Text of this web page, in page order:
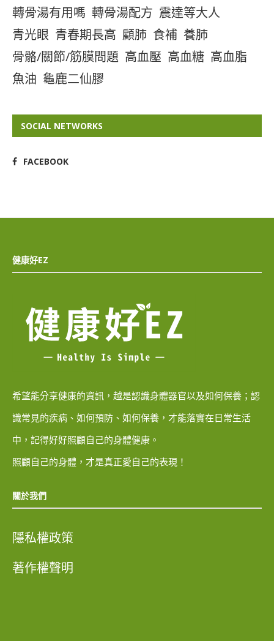
轉骨湯有用嗎 轉骨湯配方 震達等大人
青光眼 青春期長高 顧肺 食補 養肺
骨骼/關節/筋膜問題 高血壓 高血糖 高血脂
魚油 龜鹿二仙膠
SOCIAL NETWORKS
FACEBOOK
健康好EZ
希望能分享健康的資訊，越是認識身體器官以及如何保養；認
識常見的疾病、如何預防、如何保養，才能落實在日常生活
中，記得好好照顧自己的身體健康。
照顧自己的身體，才是真正愛自己的表現！
關於我們
隱私權政策
著作權聲明